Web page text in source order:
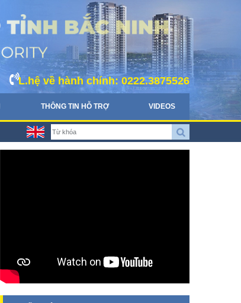
L.hệ về hành chính: 0222.3875526
THÔNG TIN HỖ TRỢ VIDEOS